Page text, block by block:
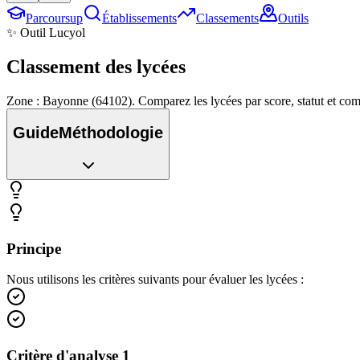
Parcoursup Établissements Classements
Outils
✨ Outil Lucyol
Classement des lycées
Zone : Bayonne (64102). Comparez les lycées par score, statut et
GuideMéthodologie
Principe
Nous utilisons les critères suivants pour évaluer les lycées :
Critère d'analyse 1